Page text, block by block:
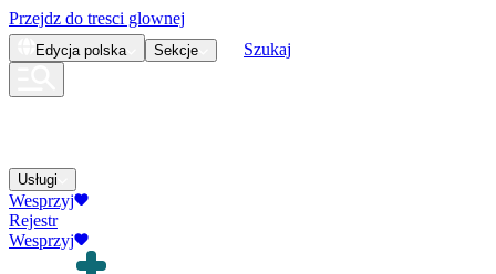
Przejdz do tresci glownej
Edycja polska Sekcje Szukaj
Usługi
Wesprzyj
Rejestr
Wesprzyj